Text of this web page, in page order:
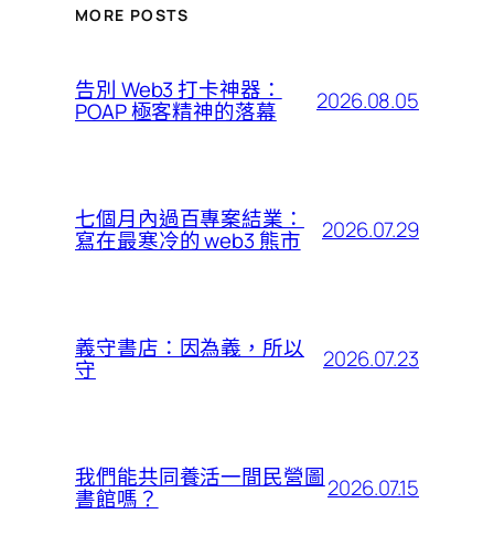
MORE POSTS
告別 Web3 打卡神器：
POAP 極客精神的落幕 2026.08.05
七個月內過百專案結業：
寫在最寒冷的 web3 熊市 2026.07.29
義守書店：因為義，所以
守 2026.07.23
我們能共同養活一間民營圖
書館嗎？ 2026.07.15